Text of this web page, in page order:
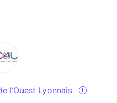
l’Ouest Lyonnais